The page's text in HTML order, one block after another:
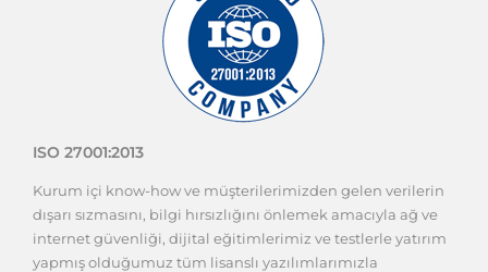
ISO 27001:2013
Kurum içi know-how ve müşterilerimizden gelen verilerin
dışarı sızmasını, bilgi hırsızlığını önlemek amacıyla ağ ve
internet güvenliği, dijital eğitimlerimiz ve testlerle yatırım
yapmış olduğumuz tüm lisanslı yazılımlarımızla